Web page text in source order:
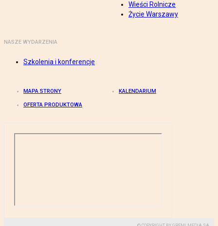
Wieści Rolnicze
Życie Warszawy
NASZE WYDARZENIA
Szkolenia i konferencje
MAPA STRONY KALENDARIUM
OFERTA PRODUKTOWA